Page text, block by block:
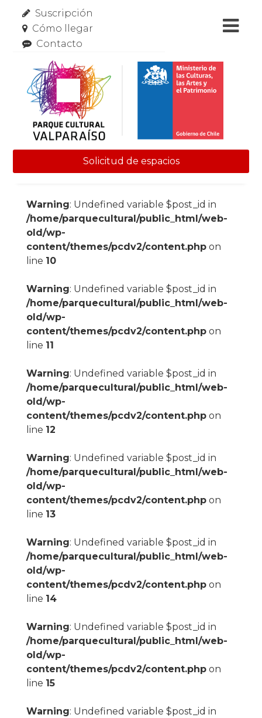
Suscripción
Cómo llegar
Contacto
Solicitud de espacios
Warning: Undefined variable $post_id in
/home/parquecultural/public_html/web-
old/wp-
content/themes/pcdv2/content.phpon
line 10
Warning: Undefined variable $post_id in
/home/parquecultural/public_html/web-
old/wp-
content/themes/pcdv2/content.phpon
line 11
Warning: Undefined variable $post_id in
/home/parquecultural/public_html/web-
old/wp-
content/themes/pcdv2/content.phpon
line 12
Warning: Undefined variable $post_id in
/home/parquecultural/public_html/web-
old/wp-
content/themes/pcdv2/content.phpon
line 13
Warning: Undefined variable $post_id in
/home/parquecultural/public_html/web-
old/wp-
content/themes/pcdv2/content.phpon
line 14
Warning: Undefined variable $post_id in
/home/parquecultural/public_html/web-
old/wp-
content/themes/pcdv2/content.phpon
line 15
Warning: Undefined variable $post_id in